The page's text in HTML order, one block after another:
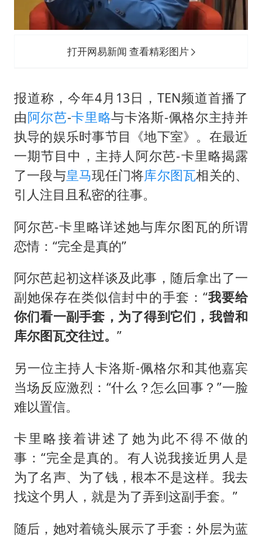
打开网易新闻 查看精彩图片
报道称，今年4月13日，TEN频道首播了
由阿尔芭-卡里略与卡洛斯-佩格尔主持并
执导的娱乐时事节目《地下室》。在最近
一期节目中，主持人阿尔芭-卡里略揭露
了一段与皇马现任门将库尔图瓦相关的、
引人注目且私密的往事。
阿尔芭-卡里略详述她与库尔图瓦的所谓
恋情：“完全是真的”
阿尔芭起初这样谈及此事，随后拿出了一
副她保存在类似信封中的手套：“我要给
你们看一副手套，为了得到它们，我曾和
库尔图瓦交往过。 ”
另一位主持人卡洛斯-佩格尔和其他嘉宾
当场反应激烈：“什么？怎么回事？”一脸
难以置信。
卡里略接着讲述了她为此不得不做的
事：“完全是真的。有人说我接近男人是
为了名声、为了钱，根本不是这样。我去
找这个男人，就是为了弄到这副手套。”
随后，她对着镜头展示了手套：外层为蓝